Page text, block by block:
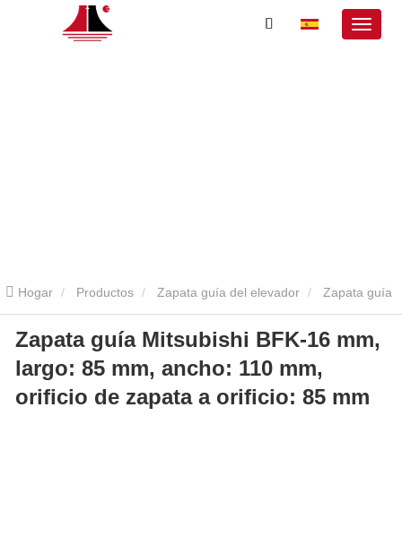
Hogar Productos Zapata guía del elevador
Mitsubishi BFK-16 mm, largo: 85 mm, ancho: 110 mm, orificio de
zapata a orificio: 85 mm
Zapata guía Mitsubishi BFK-16 mm,
largo: 85 mm, ancho: 110 mm,
orificio de zapata a orificio: 85 mm